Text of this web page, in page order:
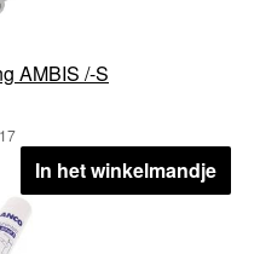
AMBIS /-S
In het winkelmandje